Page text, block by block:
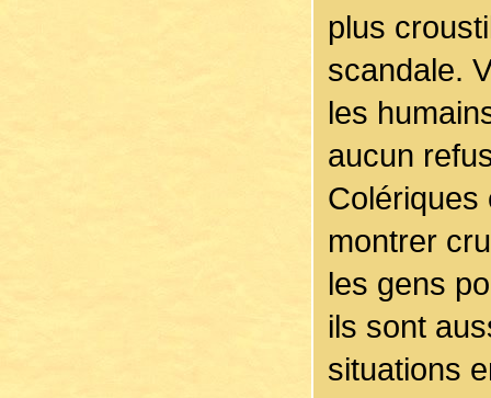
plus
scandale.
les
aucun
Colériques
montrer
les gens
ils sont
situations